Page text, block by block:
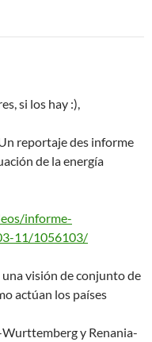
si los hay :),
reportaje des informe
de la energía
informe-
11/1056103/
visión de conjunto de
actúan los países
Wurttemberg y Renania-